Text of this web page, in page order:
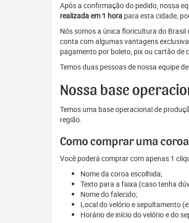
Após a confirmação do pedido, nossa
realizada em 1 hora para esta cidade,
Nós somos a única floricultura do
conta com algumas vantagens
pagamento por boleto, pix ou cartão de
Temos duas pessoas de nossa equipe
Nossa base
Temos uma base operacional de
região.
Como comprar uma
Você poderá comprar com apenas 1
Nome da coroa escolhida;
Texto para a faixa (caso tenha
Nome do falecido;
Local do velório e sepultamento
Horário de início do velório e do